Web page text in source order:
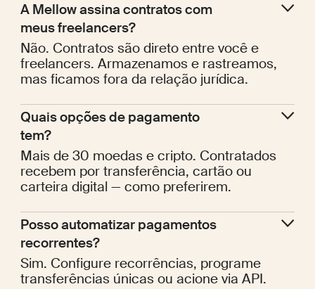
A Mellow assina contratos com
meus freelancers?
Não. Contratos são direto entre você e
freelancers. Armazenamos e rastreamos,
mas ficamos fora da relação jurídica.
Quais opções de pagamento
tem?
Mais de 30 moedas e cripto. Contratados
recebem por transferência, cartão ou
carteira digital — como preferirem.
Posso automatizar pagamentos
recorrentes?
Sim. Configure recorrências, programe
transferências únicas ou acione via API.